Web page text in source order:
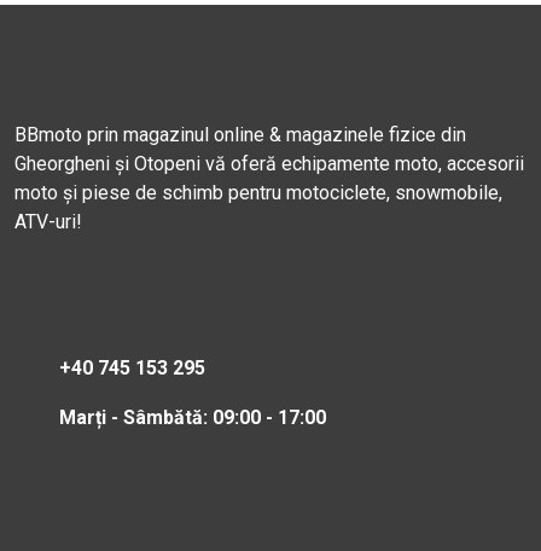
BBmoto prin magazinul online & magazinele fizice din
Gheorgheni și Otopeni vă oferă echipamente moto, accesorii
moto și piese de schimb pentru motociclete, snowmobile,
ATV-uri!
+40 745 153 295
Marți - Sâmbătă: 09:00 - 17:00